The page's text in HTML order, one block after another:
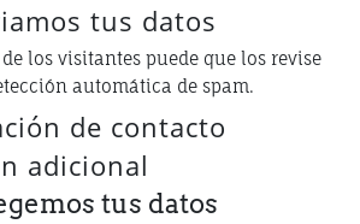
tus datos
los visitantes puede que los revise
automática de spam.
de contacto
adicional
tus datos